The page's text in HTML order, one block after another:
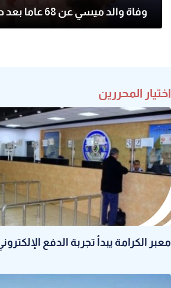
وفاة والد ميسي عن 68 عاما بعد صراع مع المرض
اختيار المحررين
معبر الكرامة يبدأ تجربة الدفع